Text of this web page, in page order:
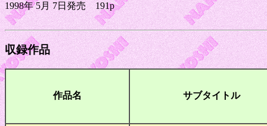
1998年 5月 7日発売 191p
収録作品
作品名 サブタイトル